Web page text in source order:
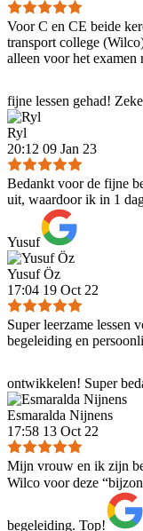
Voor C en CE beide
transport college
alleen voor het examen
fijne lessen gehad!
Ryl
20:12 09 Jan 23
Bedankt voor de fijne
uit, waardoor ik in 1
Yusuf
Yusuf Öz
17:04 19 Oct 22
Super leerzame lessen
begeleiding en
ontwikkelen! Super
Esmaralda Nijnens
17:58 13 Oct 22
Mijn vrouw en ik zijn
Wilco voor deze
begeleiding. Top!